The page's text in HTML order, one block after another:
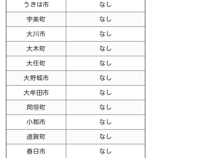
うきは市 なし
宇美町 なし
大川市 なし
大木町 なし
大任町 なし
大野城市 なし
大牟田市 なし
岡垣町 なし
小郡市 なし
遠賀町 なし
春日市 なし